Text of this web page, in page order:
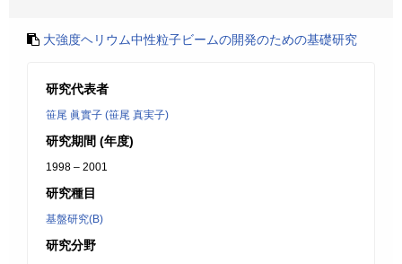
大強度ヘリウム中性粒子ビームの開発のための基礎研究
研究代表者
笹尾 眞實子 (笹尾 真実子)
研究期間 (年度)
1998 – 2001
研究種目
基盤研究(B)
研究分野